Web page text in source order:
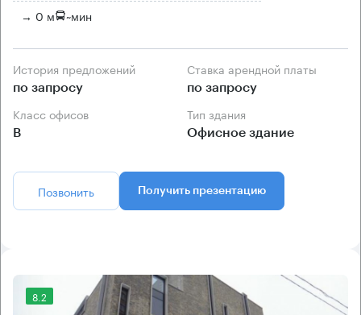
→ 0 м ~мин
История предложений
по запросу
Ставка арендной платы
по запросу
Класс офисов
B
Тип здания
Офисное здание
Позвонить Получить презентацию
8.2